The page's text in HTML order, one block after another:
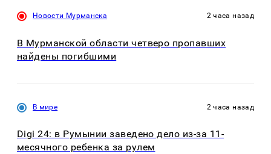
Новости Мурманска 2 часа назад
В Мурманской области четверо пропавших
найдены погибшими
В мире 2 часа назад
Digi 24: в Румынии заведено дело из-за 11-
месячного ребенка за рулем